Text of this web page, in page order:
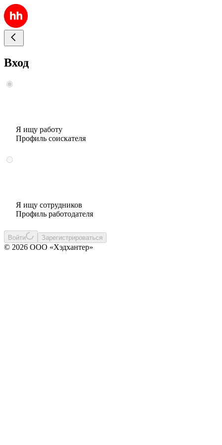
Вход
Я ищу работу
Профиль соискателя
Я ищу сотрудников
Профиль работодателя
Войти Зарегистрироваться
© 2026 ООО «Хэдхантер»